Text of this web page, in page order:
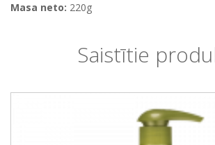
Masa neto: 220g
Saistītie